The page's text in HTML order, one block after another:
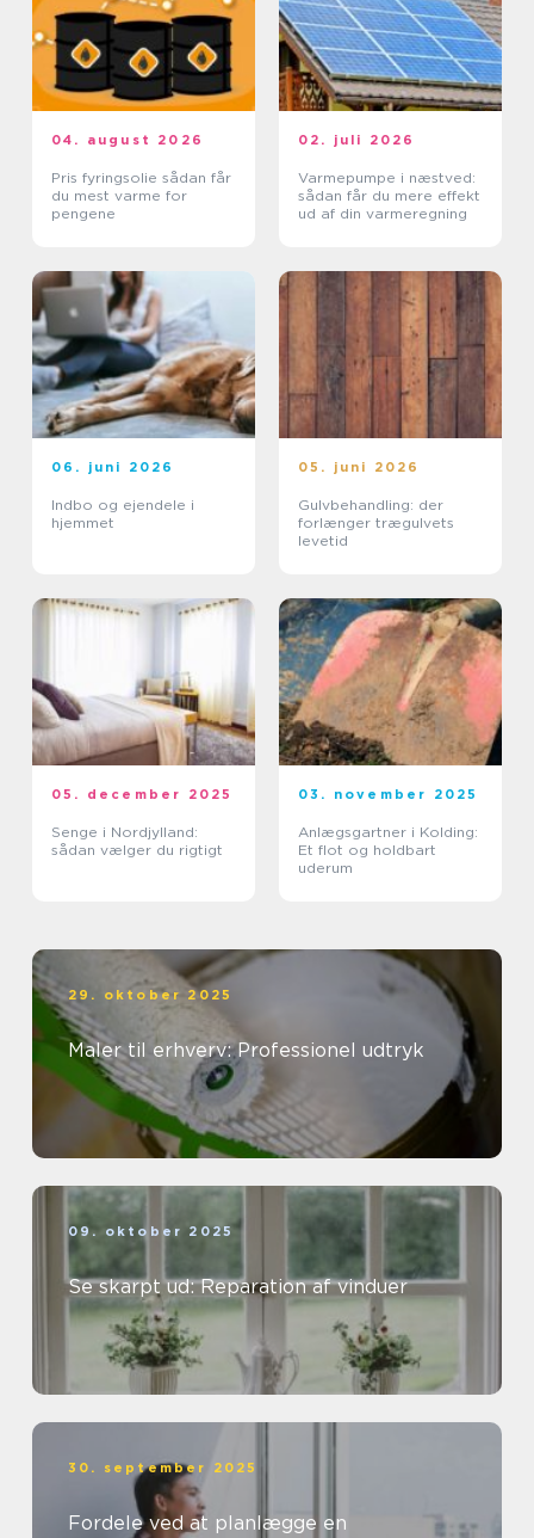
04. august 2026
Pris fyringsolie sådan får
du mest varme for
pengene
02. juli 2026
Varmepumpe i næstved:
sådan får du mere effekt
ud af din varmeregning
06. juni 2026
Indbo og ejendele i
hjemmet
05. juni 2026
Gulvbehandling: der
forlænger trægulvets
levetid
05. december 2025
Senge i Nordjylland:
sådan vælger du rigtigt
03. november 2025
Anlægsgartner i Kolding:
Et flot og holdbart
uderum
29. oktober 2025
Maler til erhverv: Professionel udtryk
09. oktober 2025
Se skarpt ud: Reparation af vinduer
30. september 2025
Fordele ved at planlægge en